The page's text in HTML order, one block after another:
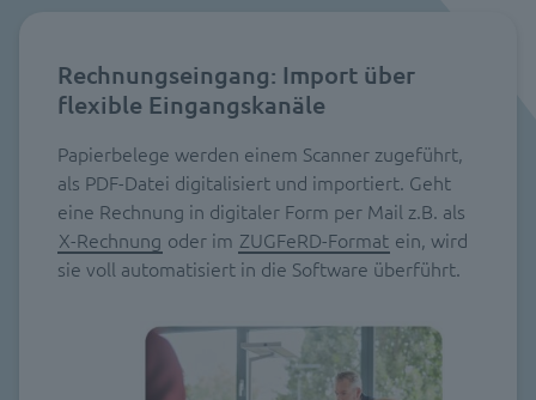
Rechnungseingang: Import über
flexible Eingangskanäle
Papierbelege werden einem Scanner zugeführt,
als PDF-Datei digitalisiert und importiert. Geht
eine Rechnung in digitaler Form per Mail z.B. als
X-Rechnung oder im ZUGFeRD-Format ein, wird
sie voll automatisiert in die Software überführt.